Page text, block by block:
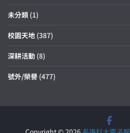
未分類 (1)
校園天地 (387)
深耕活動 (8)
號外/榮譽 (477)